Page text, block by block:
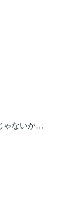
ゃないか…